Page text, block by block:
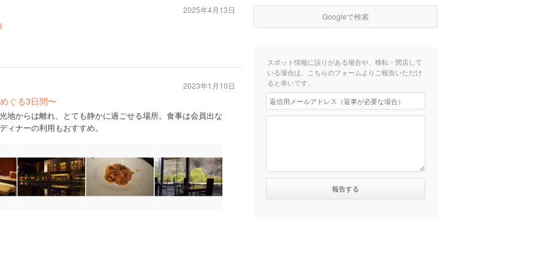
2025年4月13日
ぐる3日間〜
地からは離れ、とても静かに過ごせる場所。食事は会員出な
ィナーの利用もおすすめ。
2023年1月10日
Googleで検索
スポット情報に誤りがある場合や、移転・閉店して
いる場合は、こちらのフォームよりご報告いただけ
ると幸いです。